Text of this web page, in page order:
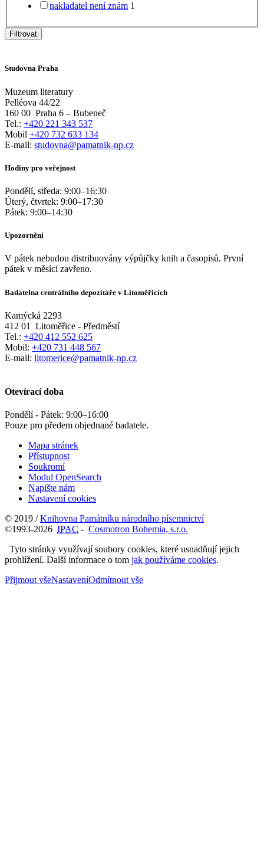
nakladatel není znám 1
Filtrovat
Studovna Praha
Muzeum literatury
Pelléova 44/22
160 00 Praha 6 – Bubeneč
Tel.: +420 221 343 537
Mobil +420 732 633 134
E-mail: studovna@pamatnik-np.cz
Hodiny pro veřejnost
Pondělí, středa: 9:00–16:30
Úterý, čtvrtek: 9:00–17:30
Pátek: 9:00–14:30
Upozornění
V pátek nebudou distribuovány výpůjčky knih a časopisů. První
pátek v měsíci zavřeno.
Badatelna centrálního depozitáře v Litoměřicích
Kamýcká 2293
412 01
Litoměřice - Předměstí
Tel.: +420 412 552 625
Mobil: +420 731 448 567
E-mail: litomerice@pamatnik-np.cz
Otevírací doba
Pondělí - Pátek: 9:00–16:00
Pouze pro předem objednané badatele.
Mapa stránek
Přístupnost
Soukromí
Modul OpenSearch
Napište nám
Nastavení cookies
© 2019 /Knihovna Památníku národního písemnictví
©1993-2026 IPAC - Cosmotron Bohemia, s.r.o.
Tyto stránky využívají soubory cookies, které usnadňují jejich
prohlížení. Další informace o tom jak používáme cookies.
Přijmout všeNastaveníOdmítnout vše